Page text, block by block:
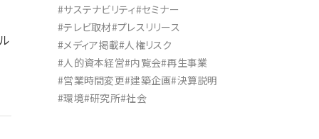
#サステナビリティ#セミナー
#テレビ取材#プレスリリース
#メディア掲載#人権リスク
#人的資本経営#内覧会#再生事業
#営業時間変更#建築企画#決算説明
#環境#研究所#社会